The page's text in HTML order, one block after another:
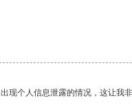
个人信息泄露的情况，这让我非